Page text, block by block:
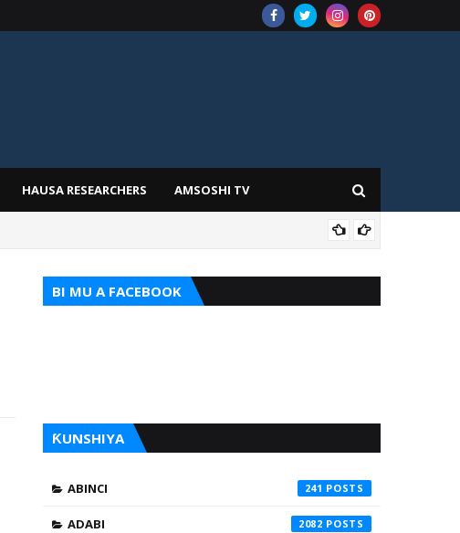
HAUSA RESEARCHERS AMSOSHI TV
BI MU A FACEBOOK
ƘUNSHIYA
ABINCI 241
ADABI 2082